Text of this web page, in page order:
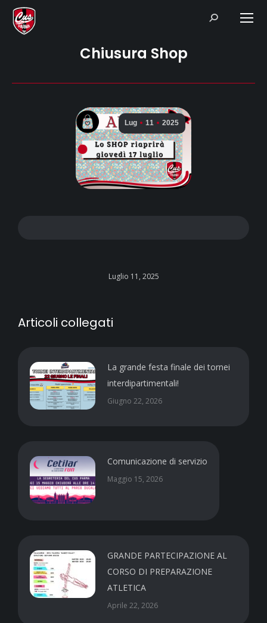
Search:
Chiusura Shop
Lug 11 2025
Luglio 11, 2025
Articoli collegati
La grande festa finale dei tornei
interdipartimentali!
Giugno 22, 2026
Comunicazione di servizio
Maggio 15, 2026
GRANDE PARTECIPAZIONE AL
CORSO DI PREPARAZIONE
ATLETICA
Aprile 22, 2026